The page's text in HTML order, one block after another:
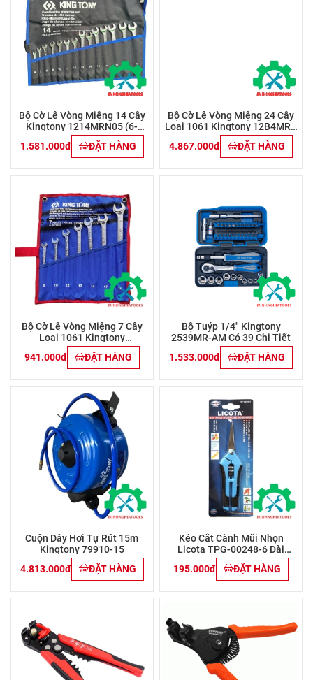
Bộ Cờ Lê Vòng Miệng 14 Cây
Kingtony 1214MRN05 (6-
19mm)
1.581.000đ ĐẶT HÀNG
Bộ Cờ Lê Vòng Miệng 24 Cây
Loại 1061 Kingtony 12B4MRN
( 6-32mm)
4.867.000đ ĐẶT HÀNG
Bộ Cờ Lê Vòng Miệng 7 Cây
Loại 1061 Kingtony
12C7MRN01 (8-19mm)
941.000đ ĐẶT HÀNG
Bộ Tuýp 1/4" Kingtony
2539MR-AM Có 39 Chi Tiết
1.533.000đ
ĐẶT HÀNG
Cuộn Dây Hơi Tự Rút 15m
Kingtony 79910-15
4.813.000đ
ĐẶT HÀNG
Kéo Cắt Cành Mũi Nhọn
Licota TPG-00248-6 Dài
165mm
195.000đ ĐẶT HÀNG